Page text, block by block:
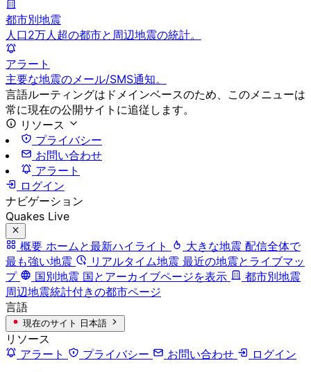
都市別地震
人口2万人超の都市と周辺地震の統計。
アラート
主要な地震のメール/SMS通知。
言語ルーティングはドメインベースのため、このメニューは
常に現在の公開サイトに追従します。
リソース
プライバシー
お問い合わせ
アラート
ログイン
ナビゲーション
Quakes Live
概要 ホームと最新ハイライト 大きな地震 配信全体で
最も強い地震
リアルタイム地震 最近の地震とライブマッ
プ
国別地震 国とアーカイブページを表示
都市別地震
周辺地震統計付きの都市ページ
言語
現在のサイト 日本語
リソース
アラート
プライバシー お問い合わせ
ログイン